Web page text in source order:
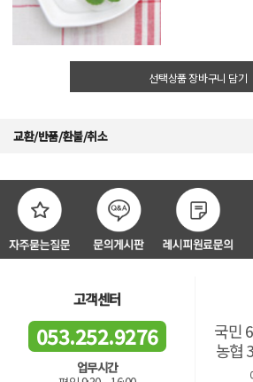
선택상품 장바구니 담기
교환/반품/환불/취소
고객센터
053.252.9276
업무시간
국민
농협